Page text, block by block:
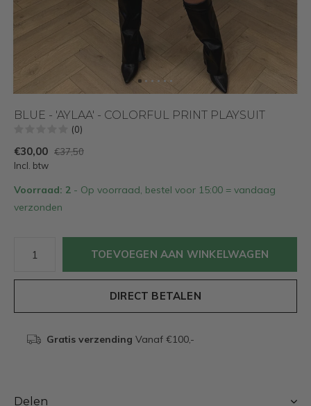
BLUE - 'AYLAA' - COLORFUL PRINT PLAYSUIT
(0)
€30,00 €37,50
Incl. btw
Voorraad: 2 - Op voorraad, bestel voor 15:00 = vandaag
verzonden
TOEVOEGEN AAN WINKELWAGEN
DIRECT BETALEN
Gratis verzending Vanaf €100,-
Delen